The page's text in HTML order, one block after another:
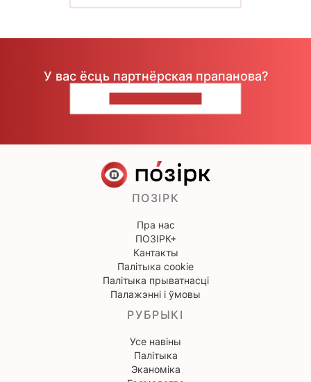
У вас ёсць партнёрская прапанова?
ПОЗІРК
Пра нас
ПОЗІРК+
Кантакты
Палітыка cookie
Палітыка прыватнасці
Палажэнні і ўмовы
РУБРЫКІ
Усе навіны
Палітыка
Эканоміка